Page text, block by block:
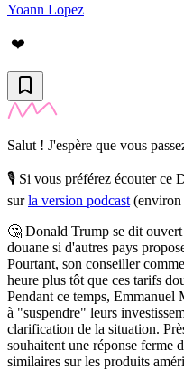
Yoann Lopez
❤️
Salut ! J'espère que vous
🎙️ Si vous préférez écouter ce
surla version podcast (environ
🤔 Donald Trump se dit
douane si d'autres pays
Pourtant, son conseiller
heure plus tôt que ces tarifs
Pendant ce temps, Emmanuel
à "suspendre" leurs
clarification de la situation.
souhaitent une réponse ferme
similaires sur les produits